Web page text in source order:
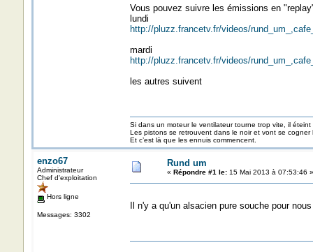
Vous pouvez suivre les émissions en
lundi
http://pluzz.francetv.fr/videos/
mardi
http://pluzz.francetv.fr/videos/
les autres suivent
Si dans un moteur le ventilateur tourne trop vite, il éteint
Les pistons se retrouvent dans le noir et vont se
Et c’est là que les ennuis commencent.
enzo67
Administrateur
Chef d'exploitation
Hors ligne
Messages: 3302
Rund um
« Répondre #1 le:15 Mai 2013 à 07:53:46 »
Il n'y a qu'un alsacien pure souche pour